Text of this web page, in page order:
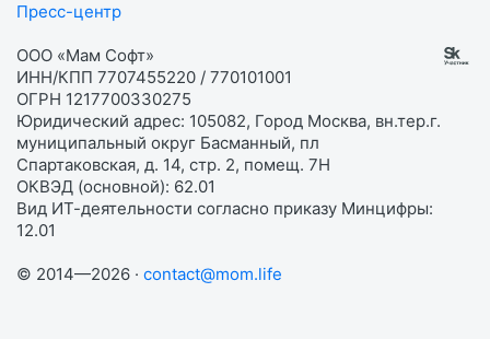
Пресс-центр
ООО «Мам Софт»
ИНН/КПП 7707455220 / 770101001
ОГРН 1217700330275
Юридический адрес: 105082, Город Москва, вн.тер.г.
муниципальный округ Басманный, пл
Спартаковская, д. 14, стр. 2, помещ. 7Н
ОКВЭД (основной): 62.01
Вид ИТ-деятельности согласно приказу Минцифры:
12.01
© 2014—2026 · contact@mom.life